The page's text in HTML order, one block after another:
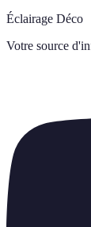
Éclairage Déco
Votre source